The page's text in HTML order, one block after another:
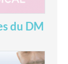
du DM